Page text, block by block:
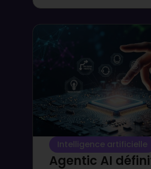
Intelligence artificielle
Agentic AI